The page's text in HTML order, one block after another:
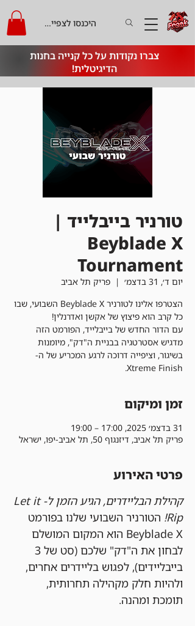
צברו נקודות על כל קנייה בחנות
הדיגיטלית!
היכנסו לצפייה בקרדיט
טורניר בייבלייד |
Beyblade X
Tournament
יום ד׳, 31 בדצמ׳
  |
פריק תל אביב
הצטרפו אלינו לטורניר Beyblade X השבועי, שבו
עם הדור החדש של בייבלייד, הפורמט הזה
מדגיש אסטרטגיה בבניית ה"דק", מיומנות
בשיגור, וציפייה דרוכה לרגע המכריע של ה-
Xtreme Finish.
זמן ומיקום
31 בדצמ׳ 2025, 17:00 – 19:00
פריק תל אביב, דיזנגוף 50, תל אביב-יפו, ישראל
פרטי האירוע
קהילת הבליידרים, הגיע הזמן ל-Let it
Rip! הטורניר השבועי שלנו בפורמט
Beyblade X הוא המקום המושלם
בייבליידים), לפגוש בליידרים אחרים,
ולהיות חלק מקהילה תחרותית,
תומכת ומהנה.